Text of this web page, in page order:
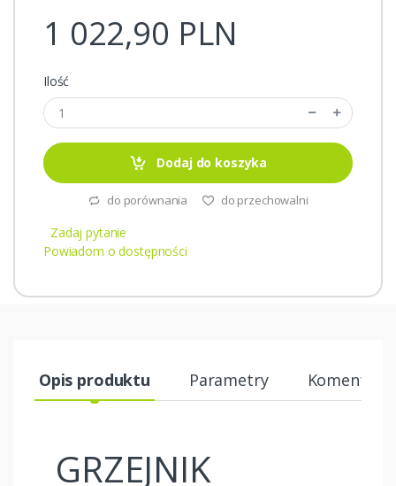
1 022,90 PLN
Ilość
Dodaj do koszyka
do porównania do przechowalni
Zadaj pytanie
Powiadom o dostępności
Opis produktu Parametry
GRZEJNIK